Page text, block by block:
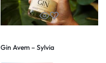
Gin Avem – Sylvia